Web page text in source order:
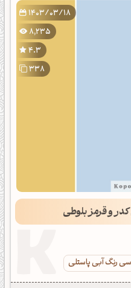
1403/03/18
8,235
4.3
338
و قرمز بلوطی
رنگ آبی پاستلی